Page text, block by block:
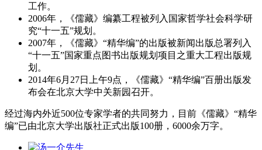
工作。
2006年，《儒藏》编纂工程被列入国家哲学社会科学研
究“十一五”规划。
2007年，《儒藏》“精华编”的出版被新闻出版总署列入
“十一五”国家重点图书出版规划项目之重大工程出版规
划。
2014年6月27日上午9点，《儒藏》“精华编”百册出版发
布会在北京大学中关新园召开。
经过海内外近500位专家学者的共同努力，目前《儒藏》“精华
编”已由北京大学出版社正式出版100册，6000余万字。